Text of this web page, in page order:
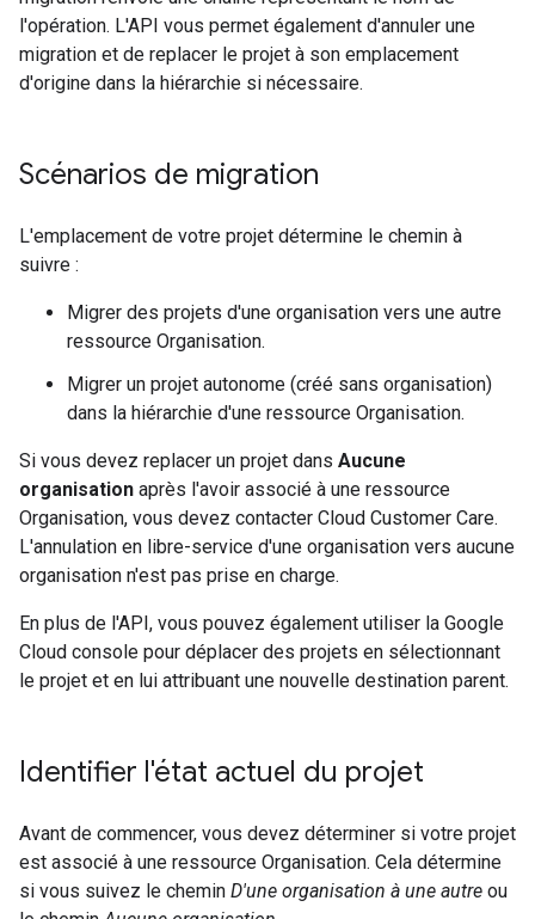
l'opération. L'API vous permet également d'annuler une
migration et de replacer le projet à son emplacement
d'origine dans la hiérarchie si nécessaire.
Scénarios de migration
L'emplacement de votre projet détermine le chemin à
suivre :
Migrer des projets d'une organisation vers une autre
ressource Organisation.
Migrer un projet autonome (créé sans organisation)
dans la hiérarchie d'une ressource Organisation.
Si vous devez replacer un projet dans Aucune
organisation après l'avoir associé à une ressource
Organisation, vous devez contacter Cloud Customer Care.
L'annulation en libre-service d'une organisation vers aucune
organisation n'est pas prise en charge.
En plus de l'API, vous pouvez également utiliser la Google
Cloud console pour déplacer des projets en sélectionnant
le projet et en lui attribuant une nouvelle destination parent.
Identifier l'état actuel du projet
Avant de commencer, vous devez déterminer si votre projet
est associé à une ressource Organisation. Cela détermine
si vous suivez le chemin D'une organisation à une autre ou